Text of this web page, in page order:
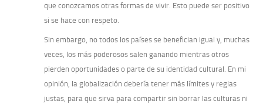
que conozcamos otras formas de vivir. Esto puede ser positivo
si se hace con respeto.
Sin embargo, no todos los países se benefician igual y, muchas
veces, los más poderosos salen ganando mientras otros
pierden oportunidades o parte de su identidad cultural. En mi
opinión, la globalización debería tener más límites y reglas
justas, para que sirva para compartir sin borrar las culturas ni